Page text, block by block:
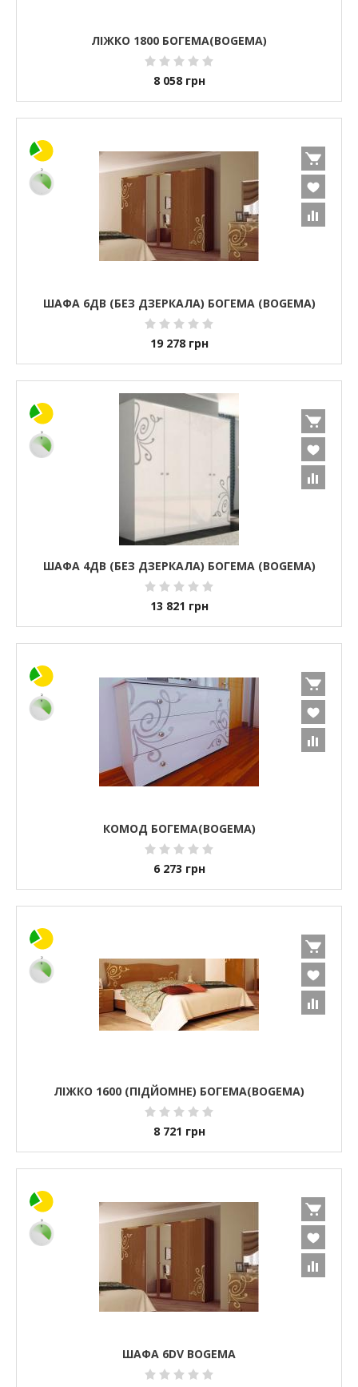
ЛІЖКО 1800 БОГЕМА(BOGEMA)
8 058 грн
ШАФА 6ДВ (БЕЗ ДЗЕРКАЛА) БОГЕМА (BOGEMA)
19 278 грн
ШАФА 4ДВ (БЕЗ ДЗЕРКАЛА) БОГЕМА (BOGEMA)
13 821 грн
КОМОД БОГЕМА(BOGEMA)
6 273 грн
ЛІЖКО 1600 (ПІДЙОМНЕ) БОГЕМА(BOGEMA)
8 721 грн
ШАФА 6DV BOGEMA